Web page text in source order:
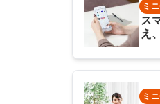
ミ
ス
え
買
解
ミ